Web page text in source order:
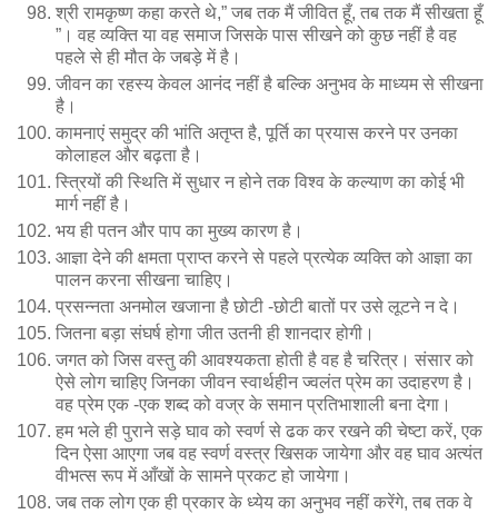
श्री रामकृष्ण कहा करते थे,” जब तक मैं जीवित हूँ, तब तक मैं सीखता हूँ
”। वह व्यक्ति या वह समाज जिसके पास सीखने को कुछ नहीं है वह
पहले से ही मौत के जबड़े में है।
जीवन का रहस्य केवल आनंद नहीं है बल्कि अनुभव के माध्यम से सीखना
है।
कामनाएं समुद्र की भांति अतृप्त है, पूर्ति का प्रयास करने पर उनका
कोलाहल और बढ़ता है।
स्त्रियों की स्थिति में सुधार न होने तक विश्व के कल्याण का कोई भी
मार्ग नहीं है।
भय ही पतन और पाप का मुख्य कारण है।
आज्ञा देने की क्षमता प्राप्त करने से पहले प्रत्येक व्यक्ति को आज्ञा का
पालन करना सीखना चाहिए।
प्रसन्नता अनमोल खजाना है छोटी -छोटी बातों पर उसे लूटने न दे।
जितना बड़ा संघर्ष होगा जीत उतनी ही शानदार होगी।
जगत को जिस वस्तु की आवश्यकता होती है वह है चरित्र। संसार को
ऐसे लोग चाहिए जिनका जीवन स्वार्थहीन ज्वलंत प्रेम का उदाहरण है।
वह प्रेम एक -एक शब्द को वज्र के समान प्रतिभाशाली बना देगा।
हम भले ही पुराने सड़े घाव को स्वर्ण से ढक कर रखने की चेष्टा करें, एक
दिन ऐसा आएगा जब वह स्वर्ण वस्त्र खिसक जायेगा और वह घाव अत्यंत
वीभत्स रूप में आँखों के सामने प्रकट हो जायेगा।
जब तक लोग एक ही प्रकार के ध्येय का अनुभव नहीं करेंगे, तब तक वे